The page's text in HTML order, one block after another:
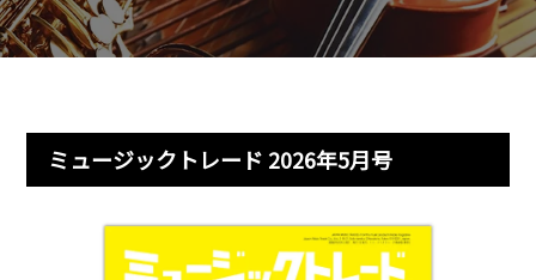
ミュージックトレード 2026年5月号